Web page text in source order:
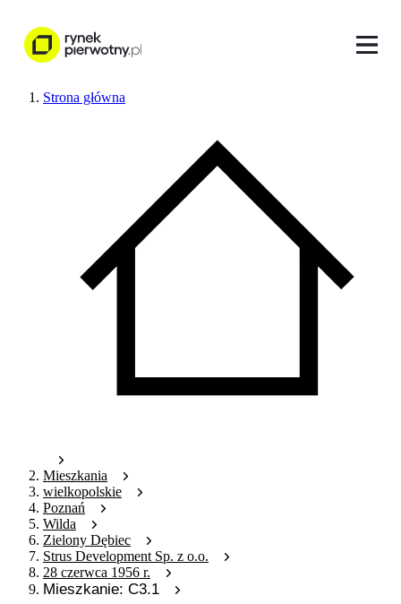
Strona główna
Mieszkania
wielkopolskie
Poznań
Wilda
Zielony Dębiec
Strus Development Sp. z o.o.
28 czerwca 1956 r.
Mieszkanie: C3.1